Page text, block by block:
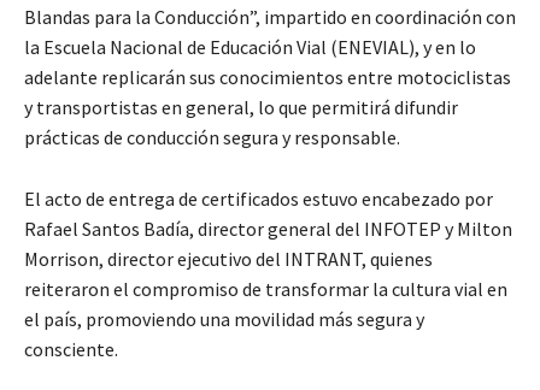
Blandas para la Conducción”, impartido en coordinación con
la Escuela Nacional de Educación Vial (ENEVIAL), y en lo
adelante replicarán sus conocimientos entre motociclistas
y transportistas en general, lo que permitirá difundir
prácticas de conducción segura y responsable.
El acto de entrega de certificados estuvo encabezado por
Rafael Santos Badía, director general del INFOTEP y Milton
Morrison, director ejecutivo del INTRANT, quienes
reiteraron el compromiso de transformar la cultura vial en
el país, promoviendo una movilidad más segura y
consciente.